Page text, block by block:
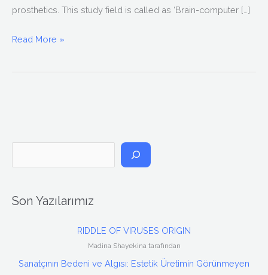
prosthetics. This study field is called as ‘Brain-computer […]
Read More »
r
Son Yazılarımız
RIDDLE OF VIRUSES ORIGIN
Madina Shayekina tarafından
Sanatçının Bedeni ve Algısı: Estetik Üretimin Görünmeyen